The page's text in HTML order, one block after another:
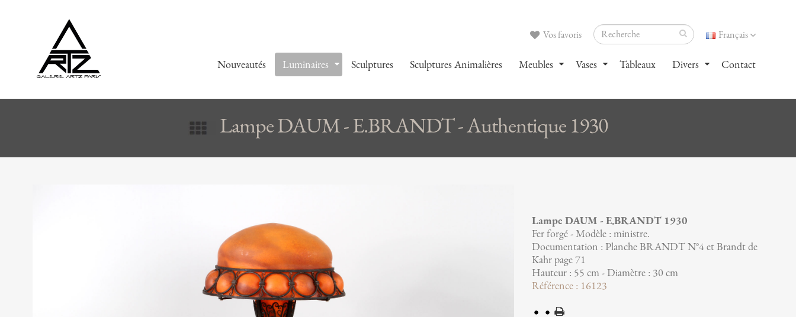
Français
Vos favoris
Nouveautés Luminaires Sculptures Sculptures Animalières Meubles Vases Tableaux Divers Contact
Lampe DAUM - E.BRANDT - Authentique 1930
Lampe DAUM - E.BRANDT 1930
Fer forgé - Modèle : ministre.
Documentation : Planche BRANDT N°4 et Brandt de
Kahr page 71
Hauteur : 55 cm - Diamètre : 30 cm
Référence : 16123